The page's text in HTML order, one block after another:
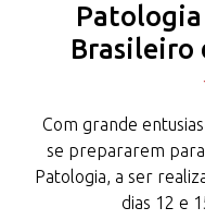
Patologia
Brasileiro
Com grande
se prepararem
Patologia, a ser
dias 12 e